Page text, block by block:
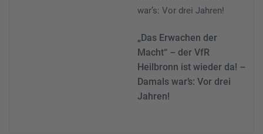
„Das Erwachen der
Macht“ – der VfR
Heilbronn ist wieder da! –
Damals war’s: Vor drei
Jahren!